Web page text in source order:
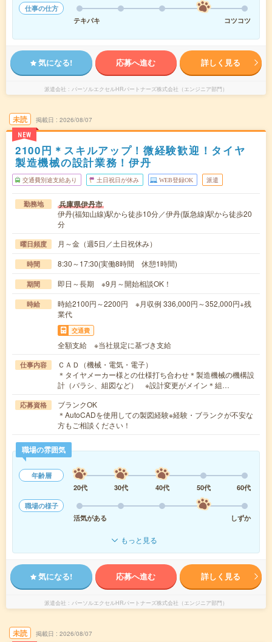
仕事の仕方
テキパキ
コツコツ
気になる! 応募へ進む 詳しく見る
派遣会社 パーソルエクセルHRパートナーズ株式会社（エンジニア部門）
未読
NEW
掲載日 2026/08/07
2100円＊スキルアップ！微経験歓迎！タイヤ
製造機械の設計業務！伊丹
交通費別途支給あり 土日祝日が休み WEB登録OK 派遣
勤務地 兵庫県伊丹市
伊丹(福知山線)駅から徒歩10分／伊丹(阪急線)駅から徒歩20
分
曜日頻度 月～金（週5日／土日祝休み）
時間 8:30～17:30(実働8時間 休憩1時間)
期間 即日～長期 ※9月～開始相談OK！
時給
時給2100円～2200円 ※月収例 336,000円～352,000円+残
業代
交通費
全額支給 ※当社規定に基づき支給
仕事内容
ＣＡＤ（機械・電気・電子）
＊タイヤメーカー様との仕様打ち合わせ＊製造機械の機構設
計（バラシ、組図など） ※設計変更がメイン＊組…
応募資格
ブランクOK
＊AutoCADを使用しての製図経験※経験・ブランクが不安な
方もご相談ください！
職場の雰囲気
年齢層
20代
30代 40代 50代
60代
職場の様子
活気がある
しずか
もっと見る
気になる! 応募へ進む 詳しく見る
派遣会社 パーソルエクセルHRパートナーズ株式会社（エンジニア部門）
未読 掲載日 2026/08/07